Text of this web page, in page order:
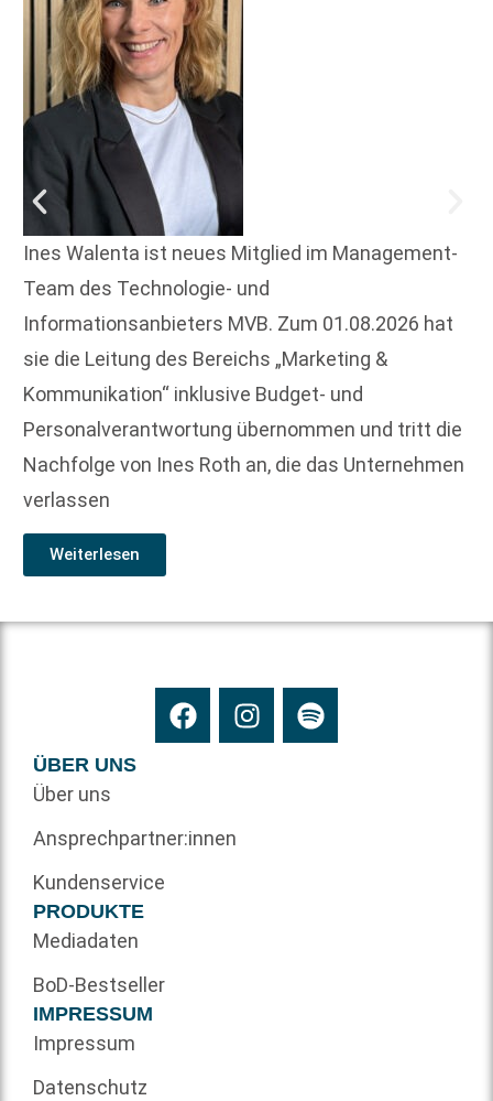
Ines Walenta ist neues Mitglied im Management-
Team des Technologie- und
Informationsanbieters MVB. Zum 01.08.2026 hat
sie die Leitung des Bereichs „Marketing &
Kommunikation“ inklusive Budget- und
Personalverantwortung übernommen und tritt die
Nachfolge von Ines Roth an, die das Unternehmen
verlassen
Weiterlesen
ÜBER UNS
Über uns
Ansprechpartner:innen
Kundenservice
PRODUKTE
Mediadaten
BoD-Bestseller
IMPRESSUM
Impressum
Datenschutz